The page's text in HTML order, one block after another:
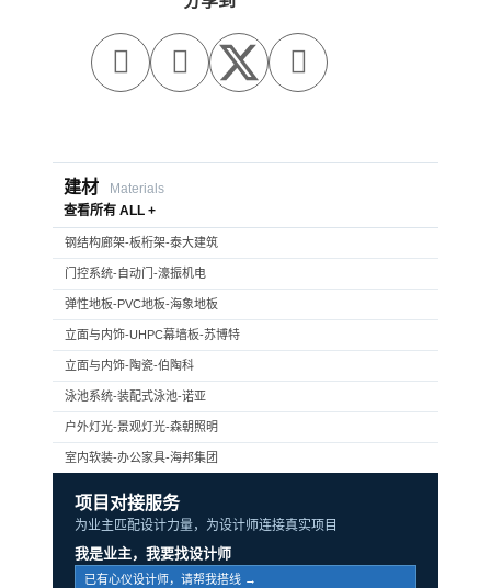
  
建材
Materials
查看所有 ALL +
钢结构廊架-板桁架-泰大建筑
门控系统-自动门-濠振机电
弹性地板-PVC地板-海象地板
立面与内饰-UHPC幕墙板-苏博特
立面与内饰-陶瓷-伯陶科
泳池系统-装配式泳池-诺亚
户外灯光-景观灯光-森朝照明
室内软装-办公家具-海邦集团
项目对接服务
为业主匹配设计力量，为设计师连接真实项目
我是业主，我要找设计师
已有心仪设计师，请帮我搭线 →